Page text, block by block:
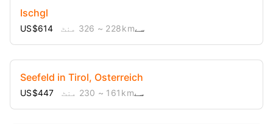
Ischgl
US$614 سے228 km ~ 326 منٹ
Seefeld in Tirol, Osterreich
US$447 سے161 km ~ 230 منٹ